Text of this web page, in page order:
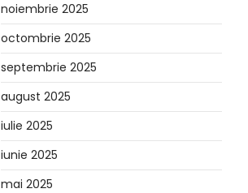
noiembrie 2025
octombrie 2025
septembrie 2025
august 2025
iulie 2025
iunie 2025
mai 2025